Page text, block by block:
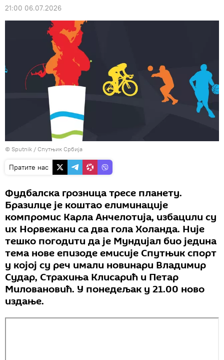
21:00 06.07.2026
© Sputnik / Спутњик Србија
Пратите нас
Фудбалска грозница тресе планету.
Бразилце је коштао елиминације
компромис Карла Анчелотија, избацили су
их Норвежани са два гола Холанда. Није
тешко погодити да је Мундијал био једина
тема нове епизоде емисије Спутњик спорт
у којој су реч имали новинари Владимир
Судар, Страхиња Клисарић и Петар
Миловановић. У понедељак у 21.00 ново
издање.